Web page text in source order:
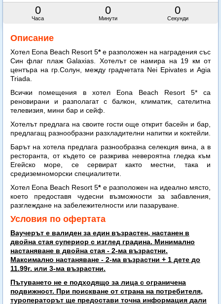
0
Часа
0
Минути
0
Секунди
Описание
Хотел Eona Beach Resort 5*е разположен на наградения със
Син флаг плаж Galaxias. Хотелът се намира на 19 км от
центъра на гр.Солун, между градчетата Nei Epivates и Agia
Triada.
Всички помещения в хотел Eona Beach Resort 5* са
реновирани и разполагат с балкон, климатик, сателитна
телевизия, мини бар и сейф.
Хотелът предлага на своите гости още открит басейн и бар,
предлагащ разнообразни разхладителни напитки и коктейли.
Барът на хотела предлага разнообразна селекция вина, а в
ресторанта, от където се разкрива невероятна гледка към
Егейско море, се сервират както местни, така и
средиземноморски специалитети.
Хотел Eona Beach Resort 5* е разположен на идеално място,
което предоставя чудесни възможности за забавления,
разглеждане на забележителности или пазаруване.
Условия по офертата
Ваучерът е валиден за един възрастен, настанен в
двойна стая супериор с изглед градина. Минимално
настаняване в двойна стая - 2-ма възрастни.
Максимално настаняване - 2-ма възрастни + 1 дете до
11.99г. или 3-ма възрастни.
Пътуването не е подходящо за лица с ограничена
подвижност. При поискване от страна на потребителя,
туроператорът ще предостави точна информация дали